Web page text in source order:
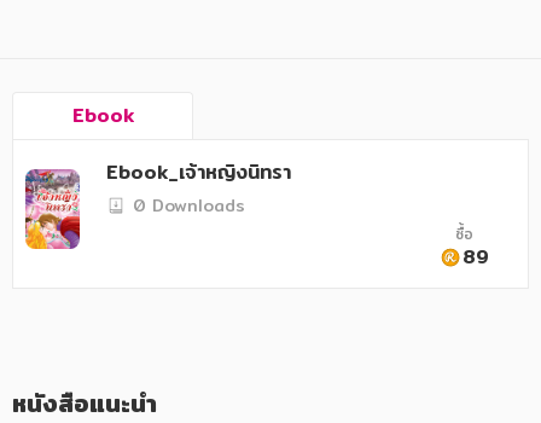
การเงิน การลงทุน บริหาร
นิตยสาร หนังสือพิมพ์
ครอบครัว
เทคโนโลยี การสื่อสาร วิทยาศาสตร์
Ebook
Ebook_เจ้าหญิงนิทรา
0 Downloads
ซื้อ
89
หนังสือแนะนำ